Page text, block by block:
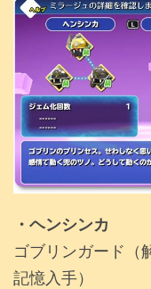
・ヘンシンカ
ゴブリンガード（
記憶入手）